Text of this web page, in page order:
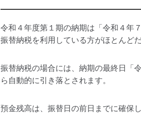
令和４年度第１期の納期は「令和４年
振替納税を利用している方がほとんど
振替納税の場合には、納期の最終日「
ら自動的に引き落とされます。
預金残高は、振替日の前日までに確保